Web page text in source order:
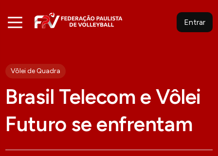
Entrar
Vôlei de Quadra
Brasil Telecom e Vôlei
Futuro se enfrentam